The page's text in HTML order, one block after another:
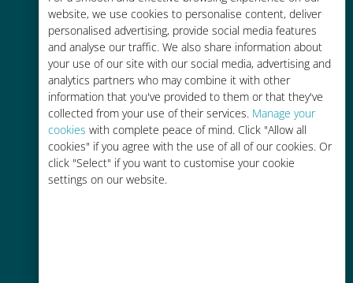
website, we use cookies to personalise content, deliver
personalised advertising, provide social media features
and analyse our traffic. We also share information about
your use of our site with our social media, advertising and
analytics partners who may combine it with other
information that you've provided to them or that they've
collected from your use of their services. Manage your
cookies with complete peace of mind. Click "Allow all
cookies" if you agree with the use of all of our cookies. Or
click "Select" if you want to customise your cookie
settings on our website.
Fino al 90% in meno rispetto alle
tariffe di roaming con il vostro
operatore attuale
Ricarica facile
Ovunque tramite l'app Ubigi, anche